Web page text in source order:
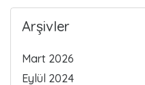
Arşivler
Mart 2026
Eylül 2024